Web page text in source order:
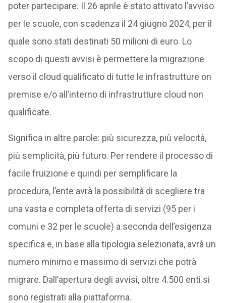
poter partecipare. Il 26 aprile è stato attivato l’avviso
per le scuole, con scadenza il 24 giugno 2024, per il
quale sono stati destinati 50 milioni di euro. Lo
scopo di questi avvisi è permettere la migrazione
verso il cloud qualificato di tutte le infrastrutture on
premise e/o all’interno di infrastrutture cloud non
qualificate.
Significa in altre parole: più sicurezza, più velocità,
più semplicità, più futuro. Per rendere il processo di
facile fruizione e quindi per semplificare la
procedura, l’ente avrà la possibilità di scegliere tra
una vasta e completa offerta di servizi (95 per i
comuni e 32 per le scuole) a seconda dell’esigenza
specifica e, in base alla tipologia selezionata, avrà un
numero minimo e massimo di servizi che potrà
migrare. Dall’apertura degli avvisi, oltre 4.500 enti si
sono registrati alla piattaforma.